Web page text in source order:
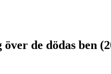
de dödas ben